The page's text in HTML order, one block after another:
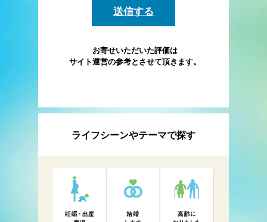
お寄せいただいた評価は
サイト運営の参考とさせて頂きます。
ライフシーンやテーマで探す